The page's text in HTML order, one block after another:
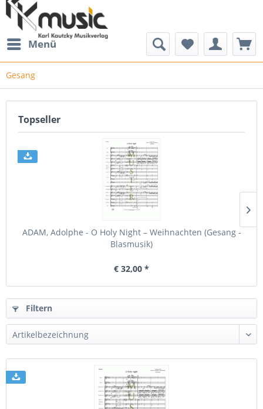
Menü
Gesang
Topseller
ADAM, Adolphe - O Holy Night – Weihnachten (Gesang -
Blasmusik)
€ 32,00 *
Filtern